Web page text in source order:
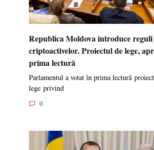
Republica Moldova introduce
criptoactivelor. Proiectul de lege,
prima lectură
Parlamentul a votat în prima lectură
lege privind
0